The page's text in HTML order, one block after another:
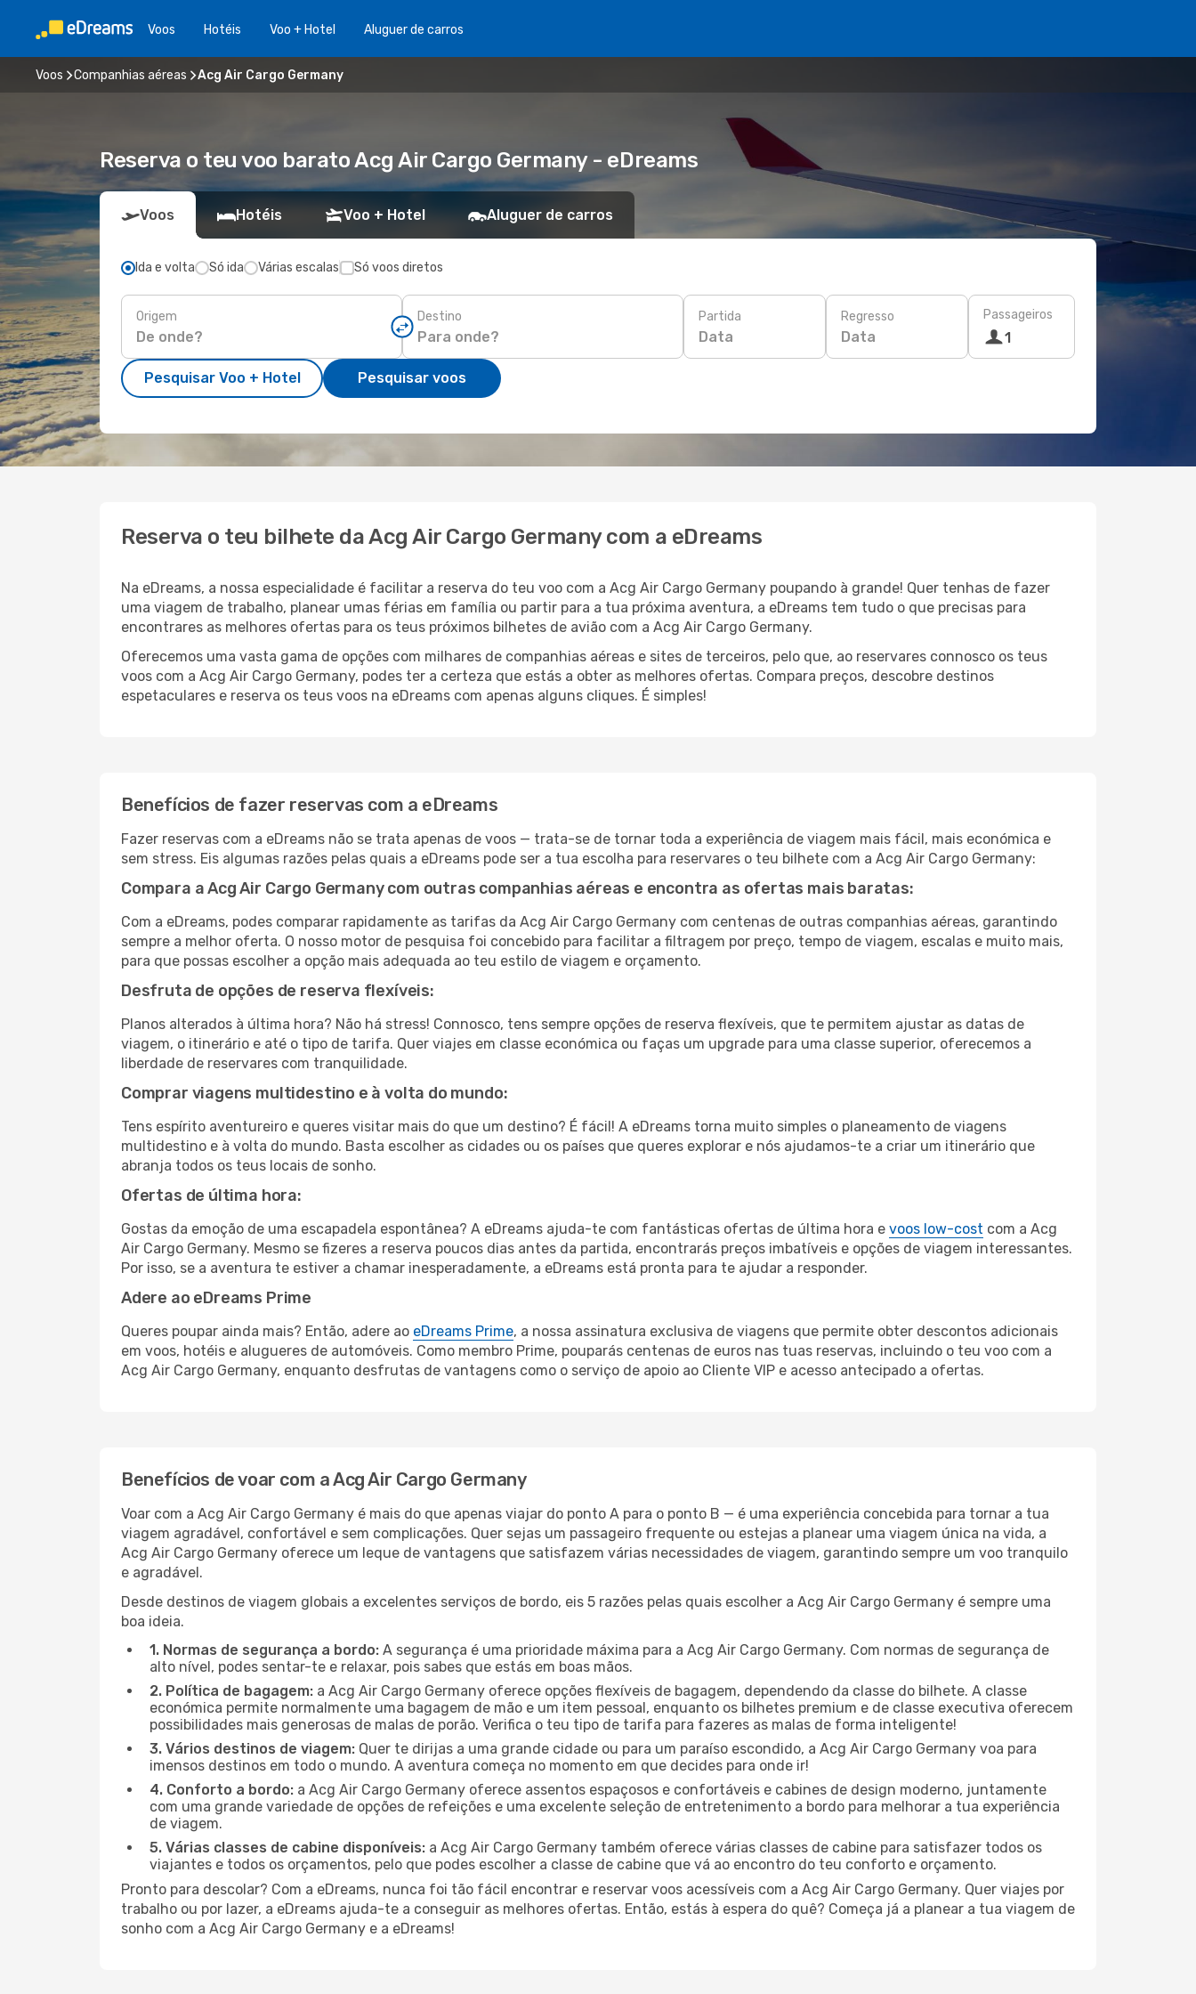
Voos Hotéis Voo + Hotel Aluguer de carros
Voos Companhias aéreas Acg Air Cargo Germany
Reserva o teu voo barato Acg Air Cargo Germany - eDreams
Voos Hotéis Voo + Hotel Aluguer de carros
Ida e volta Só ida Várias escalas Só voos diretos
Origem Destino Partida
Data
Regresso
Data
Passageiros
1
Pesquisar Voo + Hotel Pesquisar voos
Reserva o teu bilhete da Acg Air Cargo Germany com a eDreams
Na eDreams, a nossa especialidade é facilitar a reserva do teu voo com a Acg Air Cargo Germany poupando à grande! Quer tenhas de fazer
uma viagem de trabalho, planear umas férias em família ou partir para a tua próxima aventura, a eDreams tem tudo o que precisas para
encontrares as melhores ofertas para os teus próximos bilhetes de avião com a Acg Air Cargo Germany.
Oferecemos uma vasta gama de opções com milhares de companhias aéreas e sites de terceiros, pelo que, ao reservares connosco os teus
voos com a Acg Air Cargo Germany, podes ter a certeza que estás a obter as melhores ofertas. Compara preços, descobre destinos
espetaculares e reserva os teus voos na eDreams com apenas alguns cliques. É simples!
Benefícios de fazer reservas com a eDreams
Fazer reservas com a eDreams não se trata apenas de voos — trata-se de tornar toda a experiência de viagem mais fácil, mais económica e
sem stress. Eis algumas razões pelas quais a eDreams pode ser a tua escolha para reservares o teu bilhete com a Acg Air Cargo Germany:
Compara a Acg Air Cargo Germany com outras companhias aéreas e encontra as ofertas mais baratas:
Com a eDreams, podes comparar rapidamente as tarifas da Acg Air Cargo Germany com centenas de outras companhias aéreas, garantindo
sempre a melhor oferta. O nosso motor de pesquisa foi concebido para facilitar a filtragem por preço, tempo de viagem, escalas e muito mais,
para que possas escolher a opção mais adequada ao teu estilo de viagem e orçamento.
Desfruta de opções de reserva flexíveis:
Planos alterados à última hora? Não há stress! Connosco, tens sempre opções de reserva flexíveis, que te permitem ajustar as datas de
viagem, o itinerário e até o tipo de tarifa. Quer viajes em classe económica ou faças um upgrade para uma classe superior, oferecemos a
liberdade de reservares com tranquilidade.
Comprar viagens multidestino e à volta do mundo:
Tens espírito aventureiro e queres visitar mais do que um destino? É fácil! A eDreams torna muito simples o planeamento de viagens
multidestino e à volta do mundo. Basta escolher as cidades ou os países que queres explorar e nós ajudamos-te a criar um itinerário que
abranja todos os teus locais de sonho.
Ofertas de última hora:
Gostas da emoção de uma escapadela espontânea? A eDreams ajuda-te com fantásticas ofertas de última hora e voos low-cost com a Acg
Air Cargo Germany. Mesmo se fizeres a reserva poucos dias antes da partida, encontrarás preços imbatíveis e opções de viagem interessantes.
Por isso, se a aventura te estiver a chamar inesperadamente, a eDreams está pronta para te ajudar a responder.
Adere ao eDreams Prime
Queres poupar ainda mais? Então, adere ao eDreams Prime, a nossa assinatura exclusiva de viagens que permite obter descontos adicionais
em voos, hotéis e alugueres de automóveis. Como membro Prime, pouparás centenas de euros nas tuas reservas, incluindo o teu voo com a
Acg Air Cargo Germany, enquanto desfrutas de vantagens como o serviço de apoio ao Cliente VIP e acesso antecipado a ofertas.
Benefícios de voar com a Acg Air Cargo Germany
Voar com a Acg Air Cargo Germany é mais do que apenas viajar do ponto A para o ponto B — é uma experiência concebida para tornar a tua
viagem agradável, confortável e sem complicações. Quer sejas um passageiro frequente ou estejas a planear uma viagem única na vida, a
Acg Air Cargo Germany oferece um leque de vantagens que satisfazem várias necessidades de viagem, garantindo sempre um voo tranquilo
e agradável.
Desde destinos de viagem globais a excelentes serviços de bordo, eis 5 razões pelas quais escolher a Acg Air Cargo Germany é sempre uma
boa ideia.
1. Normas de segurança a bordo: A segurança é uma prioridade máxima para a Acg Air Cargo Germany. Com normas de segurança de
alto nível, podes sentar-te e relaxar, pois sabes que estás em boas mãos.
2. Política de bagagem: a Acg Air Cargo Germany oferece opções flexíveis de bagagem, dependendo da classe do bilhete. A classe
económica permite normalmente uma bagagem de mão e um item pessoal, enquanto os bilhetes premium e de classe executiva oferecem
possibilidades mais generosas de malas de porão. Verifica o teu tipo de tarifa para fazeres as malas de forma inteligente!
3. Vários destinos de viagem: Quer te dirijas a uma grande cidade ou para um paraíso escondido, a Acg Air Cargo Germany voa para
imensos destinos em todo o mundo. A aventura começa no momento em que decides para onde ir!
4. Conforto a bordo: a Acg Air Cargo Germany oferece assentos espaçosos e confortáveis e cabines de design moderno, juntamente
com uma grande variedade de opções de refeições e uma excelente seleção de entretenimento a bordo para melhorar a tua experiência
de viagem.
5. Várias classes de cabine disponíveis: a Acg Air Cargo Germany também oferece várias classes de cabine para satisfazer todos os
viajantes e todos os orçamentos, pelo que podes escolher a classe de cabine que vá ao encontro do teu conforto e orçamento.
Pronto para descolar? Com a eDreams, nunca foi tão fácil encontrar e reservar voos acessíveis com a Acg Air Cargo Germany. Quer viajes por
trabalho ou por lazer, a eDreams ajuda-te a conseguir as melhores ofertas. Então, estás à espera do quê? Começa já a planear a tua viagem de
sonho com a Acg Air Cargo Germany e a eDreams!